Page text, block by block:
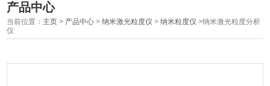
产品中心
当前位置： 主页 > 产品中心 >纳米激光粒度仪 >纳米粒度仪 >纳米激光粒度分析
仪